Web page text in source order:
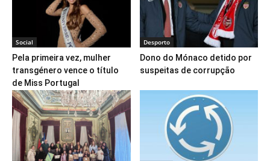
Social
Pela primeira vez, mulher
transgénero vence o título
de Miss Portugal
Desporto
Dono do Mónaco detido por
suspeitas de corrupção